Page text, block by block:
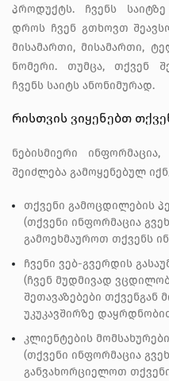
პროდუქტს. ჩვენს
დროს ჩვენ გთხოვთ
მისამართი, მისამართი,
ნომერი. თუმცა, თქვენ
ჩვენს საიტს ანონიმურად.
რისთვის ვიყენებთ
ნებისმიერი
შეიძლება გამოყენებულ
თქვენი გამოცდილების
(თქვენი ინფორმაცია
გამოეხმაუროთ თქვენს
ჩვენი ვებ-გვერდის
(ჩვენ მუდმივად
შეთავაზებები თქვენგან
უკუკავშირზე
კლიენტების
(თქვენი ინფორმაცია
განვახორციელოთ